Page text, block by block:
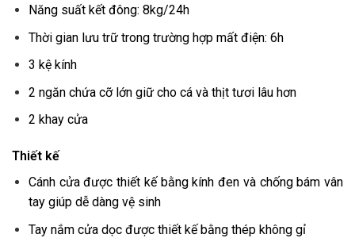
Năng suất kết đông: 8kg/24h
Thời gian lưu trữ trong trường hợp mất điện: 6h
3 kệ kính
2 ngăn chứa cỡ lớn giữ cho cá và thịt tươi lâu hơn
2 khay cửa
Thiết kế
Cánh cửa được thiết kế bằng kính đen và chống bám vân
tay giúp dễ dàng vệ sinh
Tay nắm cửa dọc được thiết kế bằng thép không gỉ